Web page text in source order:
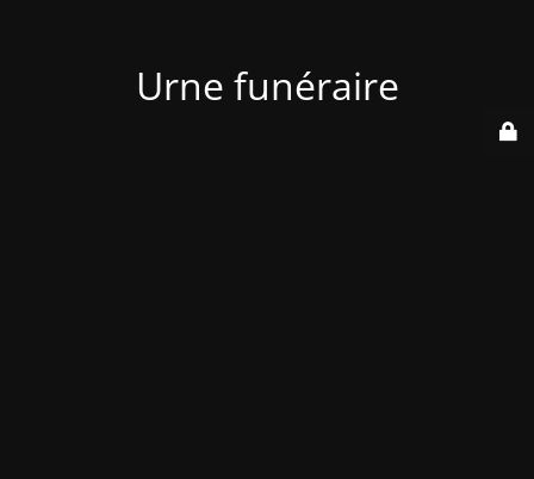
Urne funéraire